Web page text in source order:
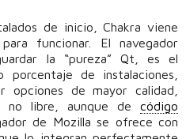
de inicio, Chakra viene
funcionar. El navegador
la “pureza” Qt, es el
de instalaciones,
opciones de mayor calidad,
no libre, aunque de código
de Mozilla se ofrece con